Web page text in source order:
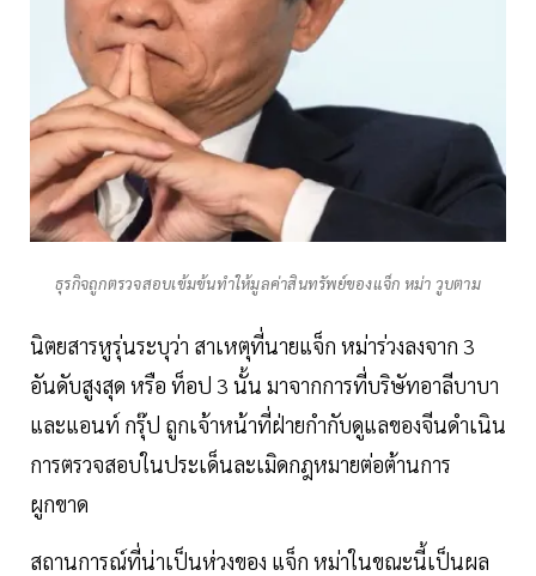
ธุรกิจถูกตรวจสอบเข้มข้นทำให้มูลค่าสินทรัพย์ของแจ็ก หม่า วูบตาม
นิตยสารหูรุ่นระบุว่า สาเหตุที่นายแจ็ก หม่าร่วงลงจาก 3
อันดับสูงสุด หรือ ท็อป 3 นั้น มาจากการที่บริษัทอาลีบาบา
และแอนท์ กรุ๊ป ถูกเจ้าหน้าที่ฝ่ายกำกับดูแลของจีนดำเนิน
การตรวจสอบในประเด็นละเมิดกฎหมายต่อต้านการ
ผูกขาด
สถานการณ์ที่น่าเป็นห่วงของ แจ็ก หม่าในขณะนี้เป็นผล